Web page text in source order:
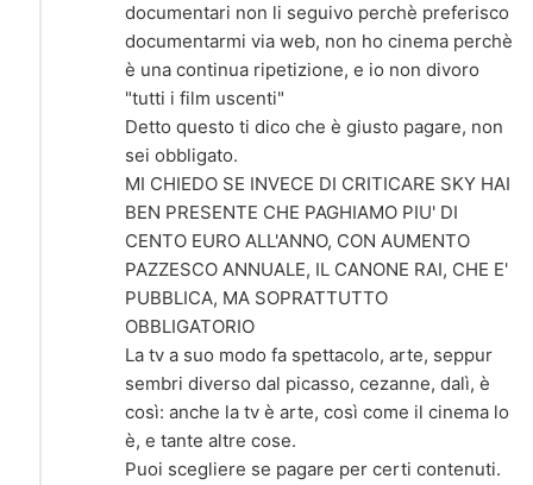
documentari non li seguivo perchè preferisco
documentarmi via web, non ho cinema perchè
è una continua ripetizione, e io non divoro
"tutti i film uscenti"
Detto questo ti dico che è giusto pagare, non
sei obbligato.
MI CHIEDO SE INVECE DI CRITICARE SKY HAI
BEN PRESENTE CHE PAGHIAMO PIU' DI
CENTO EURO ALL'ANNO, CON AUMENTO
PAZZESCO ANNUALE, IL CANONE RAI, CHE E'
PUBBLICA, MA SOPRATTUTTO
OBBLIGATORIO
La tv a suo modo fa spettacolo, arte, seppur
sembri diverso dal picasso, cezanne, dalì, è
così: anche la tv è arte, così come il cinema lo
è, e tante altre cose.
Puoi scegliere se pagare per certi contenuti.